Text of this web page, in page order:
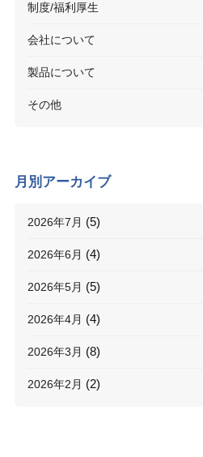
制度/福利厚生
会社について
製品について
その他
月別アーカイブ
2026年7月 (5)
2026年6月 (4)
2026年5月 (5)
2026年4月 (4)
2026年3月 (8)
2026年2月 (2)